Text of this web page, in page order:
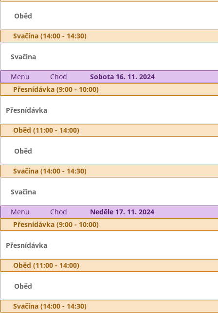
Oběd
Svačina (14:00 - 14:30)
Svačina
Menu Chod
Sobota 16. 11. 2024
Přesnídávka (9:00 - 10:00)
Přesnídávka
Oběd (11:00 - 14:00)
Oběd
Svačina (14:00 - 14:30)
Svačina
Menu Chod
Neděle 17. 11. 2024
Přesnídávka (9:00 - 10:00)
Přesnídávka
Oběd (11:00 - 14:00)
Oběd
Svačina (14:00 - 14:30)